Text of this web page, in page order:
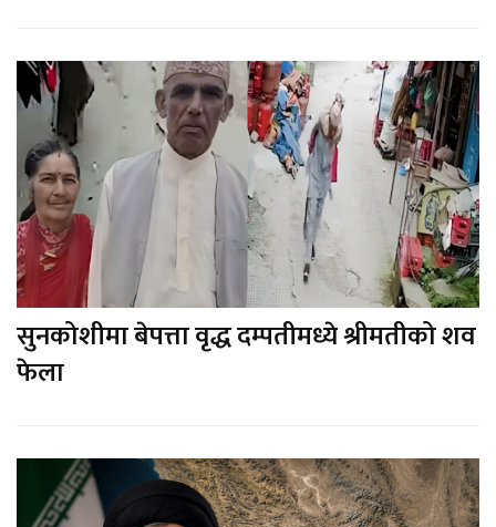
सुनकोशीमा बेपत्ता वृद्ध दम्पतीमध्ये श्रीमतीको शव
फेला